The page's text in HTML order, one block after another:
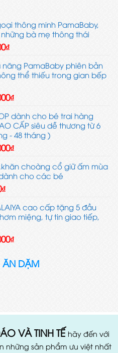
thông minh PamaBaby,
bà mẹ thông thái
₫
từ
89.000₫
289.000₫
năng PamaBaby phiên bản
thể thiếu trong gian bếp
₫
từ
509.000₫
đến
dành cho bé trai hàng
CẤP siêu dễ thương từ 6
- 48 tháng )
₫
từ
289.000₫
choàng cổ giữ ấm mùa
cho các bé
₫
tại
là:
cao cấp tặng 5 đầu
miệng, tự tin giao tiếp,
₫
199.000₫
DẶM
VÀ TINH TẾhãy đến với
những sản phẩm ưu việt nhất